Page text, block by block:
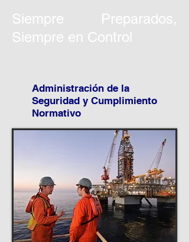
Siempre Preparados,
Siempre en Control
Administración de la
Seguridad y Cumplimiento
Normativo